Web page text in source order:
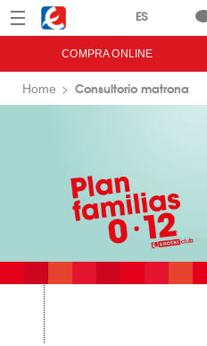
Menú Eroski
COMPRA ONLINE
Home Consultorio matrona